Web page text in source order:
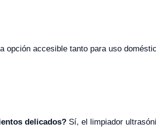
opción accesible tanto para uso
delicados? Sí, el limpiador